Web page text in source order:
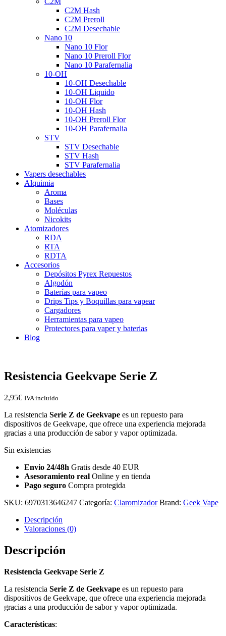
C2M Hash
C2M Preroll
C2M Desechable
Nano 10
Nano 10 Flor
Nano 10 Preroll Flor
Nano 10 Parafernalia
10-OH
10-OH Desechable
10-OH Liquido
10-OH Flor
10-OH Hash
10-OH Preroll Flor
10-OH Parafernalia
STV
STV Desechable
STV Hash
STV Parafernalia
Vapers desechables
Alquimia
Aroma
Bases
Moléculas
Nicokits
Atomizadores
RDA
RTA
RDTA
Accesorios
Depósitos Pyrex Repuestos
Algodón
Baterías para vapeo
Drips Tips y Boquillas para vapear
Cargadores
Herramientas para vapeo
Protectores para vaper y baterias
Blog
Resistencia Geekvape Serie Z
2,95€ IVA incluido
La resistencia Serie Z de Geekvape es un repuesto para
dispositivos de Geekvape, que ofrece una experiencia mejorada
gracias a una producción de sabor y vapor optimizada.
Sin existencias
Envio 24/48h Gratis desde 40 EUR
Asesoramiento real Online y en tienda
Pago seguro Compra protegida
SKU: 6970313646247 Categoría: Claromizador Brand: Geek Vape
Descripción
Valoraciones (0)
Descripción
Resistencia Geekvape Serie Z
La resistencia Serie Z de Geekvape es un repuesto para
dispositivos de Geekvape, que ofrece una experiencia mejorada
gracias a una producción de sabor y vapor optimizada.
Características: